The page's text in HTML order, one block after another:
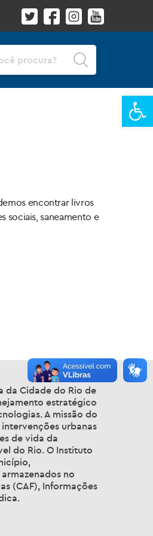
encontrar livros
sociais, saneamento e
da Cidade do Rio de
estratégico
A missão do
urbanas
de vida da
do Rio. O Instituto
no
(CAF), Informações